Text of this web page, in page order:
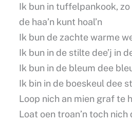
Ik bun in tuffelpankook, zo
de haa’n kunt hoal’n
Ik bun de zachte warme
Ik bun in de stilte dee’j in
Ik bun in de bleum dee
Ik bin in de boeskeul dee
Loop nich an mien graf te
Loat oen troan’n toch nich